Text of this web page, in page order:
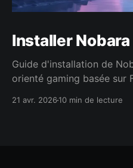
Installer
Guide d'installation de
orienté gaming basée sur
21 avr. 202610 min de lecture